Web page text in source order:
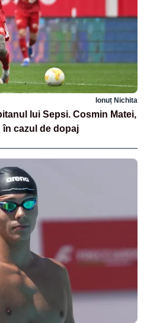
Ionuț Nichita
lui Sepsi. Cosmin Matei,
în cazul de dopaj